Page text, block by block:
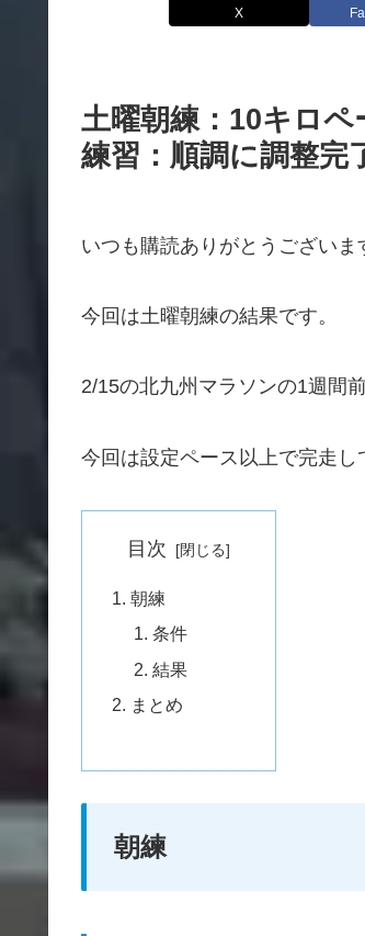
X
土曜朝練：10キロ
練習：順調に調整完
いつも購読ありがとうございま
今回は土曜朝練の結果です。
2/15の北九州マラソンの1週間
今回は設定ペース以上で完走し
目次
朝練
条件
結果
まとめ
朝練